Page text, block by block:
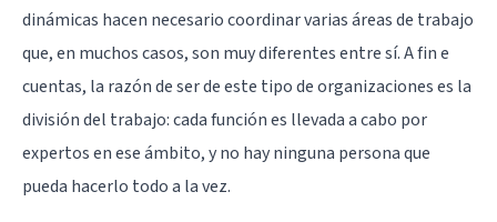
dinámicas hacen necesario coordinar varias áreas de trabajo
que, en muchos casos, son muy diferentes entre sí. A fin e
cuentas, la razón de ser de este tipo de organizaciones es la
división del trabajo: cada función es llevada a cabo por
expertos en ese ámbito, y no hay ninguna persona que
pueda hacerlo todo a la vez.